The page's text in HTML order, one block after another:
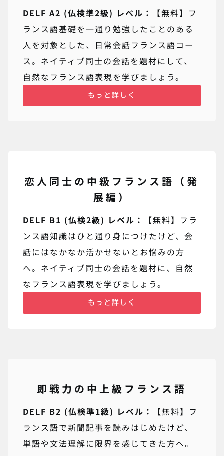
DELF A2 (仏検準2級) レベル：
【無料】フ
ランス語基礎を一通り勉強したことのある
人を対象とした、日常会話フランス語コー
ス。ネイティブ同士の会話を題材にして、
自然なフランス語表現を学びましょう。
もっと詳しく
恋人同士の中級フランス語（発
展編）
DELF B1 (仏検2級) レベル：
【無料】フラ
ンス語知識はひと通り身につけたけど、会
話にはなかなか活かせないとお悩みの方
へ。ネイティブ同士の会話を題材に、自然
なフランス語表現を学びましょう。
もっと詳しく
即戦力の中上級フランス語
DELF B2 (仏検準1級) レベル：
【無料】フ
ランス語で新聞記事を読みはじめたけど、
単語や文法理解に限界を感じてきた方へ。